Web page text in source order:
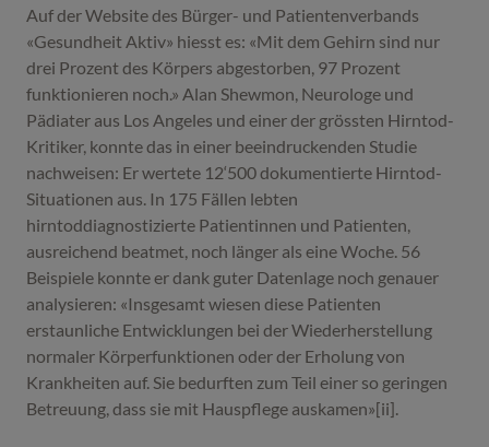
Auf der Website des Bürger- und Patientenverbands
«Gesundheit Aktiv» hiesst es: «Mit dem Gehirn sind nur
drei Prozent des Körpers abgestorben, 97 Prozent
funktionieren noch.» Alan Shewmon, Neurologe und
Pädiater aus Los Angeles und einer der grössten Hirntod-
Kritiker, konnte das in einer beeindruckenden Studie
nachweisen: Er wertete 12‘500 dokumentierte Hirntod-
Situationen aus. In 175 Fällen lebten
hirntoddiagnostizierte Patientinnen und Patienten,
ausreichend beatmet, noch länger als eine Woche. 56
Beispiele konnte er dank guter Datenlage noch genauer
analysieren: «Insgesamt wiesen diese Patienten
erstaunliche Entwicklungen bei der Wiederherstellung
normaler Körperfunktionen oder der Erholung von
Krankheiten auf. Sie bedurften zum Teil einer so geringen
Betreuung, dass sie mit Hauspflege auskamen»[ii].